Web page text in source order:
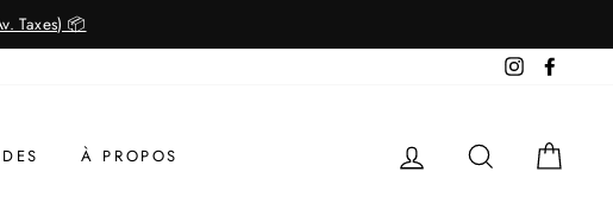
Taxes) 📦
Instagram
À PROPOS SE CONNECTER